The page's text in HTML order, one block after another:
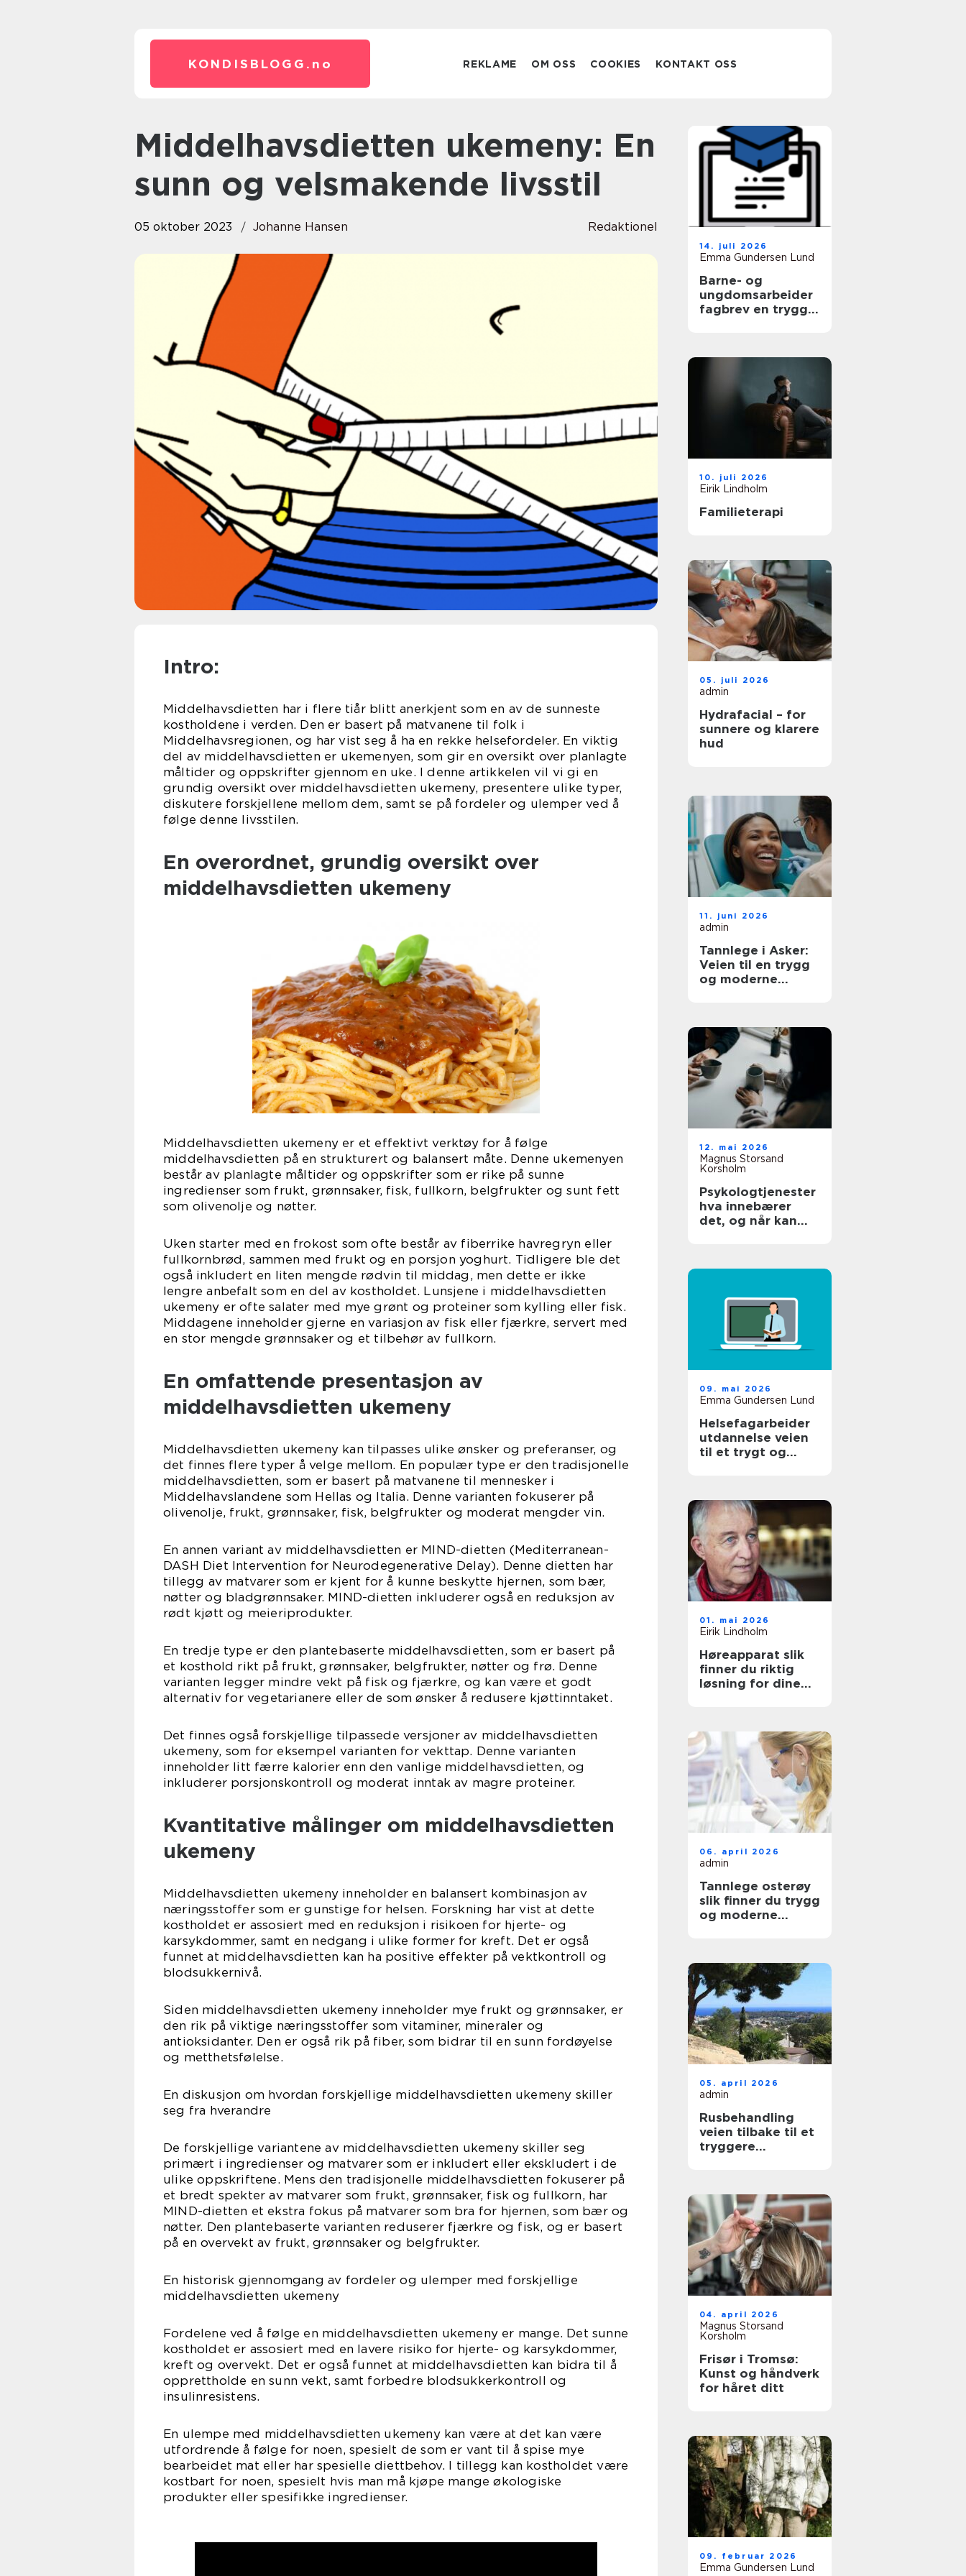
KONDISBLOGG. no REKLAME OM OSS COOKIES KONTAKT OSS
Middelhavsdietten ukemeny: En
sunn og velsmakende livsstil
05 oktober 2023 Johanne Hansen Redaktionel
Intro:
Middelhavsdietten har i flere tiår blitt anerkjent som en av de sunneste
kostholdene i verden. Den er basert på matvanene til folk i
Middelhavsregionen, og har vist seg å ha en rekke helsefordeler. En viktig
del av middelhavsdietten er ukemenyen, som gir en oversikt over planlagte
måltider og oppskrifter gjennom en uke. I denne artikkelen vil vi gi en
grundig oversikt over middelhavsdietten ukemeny, presentere ulike typer,
diskutere forskjellene mellom dem, samt se på fordeler og ulemper ved å
følge denne livsstilen.
En overordnet, grundig oversikt over
middelhavsdietten ukemeny
Middelhavsdietten ukemeny er et effektivt verktøy for å følge
middelhavsdietten på en strukturert og balansert måte. Denne ukemenyen
består av planlagte måltider og oppskrifter som er rike på sunne
ingredienser som frukt, grønnsaker, fisk, fullkorn, belgfrukter og sunt fett
som olivenolje og nøtter.
Uken starter med en frokost som ofte består av fiberrike havregryn eller
fullkornbrød, sammen med frukt og en porsjon yoghurt. Tidligere ble det
også inkludert en liten mengde rødvin til middag, men dette er ikke
lengre anbefalt som en del av kostholdet. Lunsjene i middelhavsdietten
ukemeny er ofte salater med mye grønt og proteiner som kylling eller fisk.
Middagene inneholder gjerne en variasjon av fisk eller fjærkre, servert med
en stor mengde grønnsaker og et tilbehør av fullkorn.
En omfattende presentasjon av
middelhavsdietten ukemeny
Middelhavsdietten ukemeny kan tilpasses ulike ønsker og preferanser, og
det finnes flere typer å velge mellom. En populær type er den tradisjonelle
middelhavsdietten, som er basert på matvanene til mennesker i
Middelhavslandene som Hellas og Italia. Denne varianten fokuserer på
olivenolje, frukt, grønnsaker, fisk, belgfrukter og moderat mengder vin.
En annen variant av middelhavsdietten er MIND-dietten (Mediterranean-
DASH Diet Intervention for Neurodegenerative Delay). Denne dietten har
tillegg av matvarer som er kjent for å kunne beskytte hjernen, som bær,
nøtter og bladgrønnsaker. MIND-dietten inkluderer også en reduksjon av
rødt kjøtt og meieriprodukter.
En tredje type er den plantebaserte middelhavsdietten, som er basert på
et kosthold rikt på frukt, grønnsaker, belgfrukter, nøtter og frø. Denne
varianten legger mindre vekt på fisk og fjærkre, og kan være et godt
alternativ for vegetarianere eller de som ønsker å redusere kjøttinntaket.
Det finnes også forskjellige tilpassede versjoner av middelhavsdietten
ukemeny, som for eksempel varianten for vekttap. Denne varianten
inneholder litt færre kalorier enn den vanlige middelhavsdietten, og
inkluderer porsjonskontroll og moderat inntak av magre proteiner.
Kvantitative målinger om middelhavsdietten
ukemeny
Middelhavsdietten ukemeny inneholder en balansert kombinasjon av
næringsstoffer som er gunstige for helsen. Forskning har vist at dette
kostholdet er assosiert med en reduksjon i risikoen for hjerte- og
karsykdommer, samt en nedgang i ulike former for kreft. Det er også
funnet at middelhavsdietten kan ha positive effekter på vektkontroll og
blodsukkernivå.
Siden middelhavsdietten ukemeny inneholder mye frukt og grønnsaker, er
den rik på viktige næringsstoffer som vitaminer, mineraler og
antioksidanter. Den er også rik på fiber, som bidrar til en sunn fordøyelse
og metthetsfølelse.
En diskusjon om hvordan forskjellige middelhavsdietten ukemeny skiller
seg fra hverandre
De forskjellige variantene av middelhavsdietten ukemeny skiller seg
primært i ingredienser og matvarer som er inkludert eller ekskludert i de
ulike oppskriftene. Mens den tradisjonelle middelhavsdietten fokuserer på
et bredt spekter av matvarer som frukt, grønnsaker, fisk og fullkorn, har
MIND-dietten et ekstra fokus på matvarer som bra for hjernen, som bær og
nøtter. Den plantebaserte varianten reduserer fjærkre og fisk, og er basert
på en overvekt av frukt, grønnsaker og belgfrukter.
En historisk gjennomgang av fordeler og ulemper med forskjellige
middelhavsdietten ukemeny
Fordelene ved å følge en middelhavsdietten ukemeny er mange. Det sunne
kostholdet er assosiert med en lavere risiko for hjerte- og karsykdommer,
kreft og overvekt. Det er også funnet at middelhavsdietten kan bidra til å
opprettholde en sunn vekt, samt forbedre blodsukkerkontroll og
insulinresistens.
En ulempe med middelhavsdietten ukemeny kan være at det kan være
utfordrende å følge for noen, spesielt de som er vant til å spise mye
bearbeidet mat eller har spesielle diettbehov. I tillegg kan kostholdet være
kostbart for noen, spesielt hvis man må kjøpe mange økologiske
produkter eller spesifikke ingredienser.
14. juli 2026
Emma Gundersen Lund
Barne- og
ungdomsarbeider
fagbrev en trygg
10. juli 2026
Eirik Lindholm
Familieterapi
05. juli 2026
admin
Hydrafacial – for
sunnere og klarere
hud
11. juni 2026
admin
Tannlege i Asker:
Veien til en trygg
og moderne
12. mai 2026
Magnus Storsand
Korsholm
Psykologtjenester
hva innebærer
det, og når kan
09. mai 2026
Emma Gundersen Lund
Helsefagarbeider
utdannelse veien
til et trygt og
01. mai 2026
Eirik Lindholm
Høreapparat slik
finner du riktig
løsning for dine
06. april 2026
admin
Tannlege osterøy
slik finner du trygg
og moderne
05. april 2026
admin
Rusbehandling
veien tilbake til et
tryggere
04. april 2026
Magnus Storsand
Korsholm
Frisør i Tromsø:
Kunst og håndverk
for håret ditt
09. februar 2026
Emma Gundersen Lund